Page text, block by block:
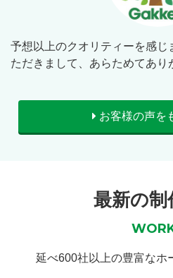
予想以上のクオリティーを感じ
ただきまして、あらためてあり
お客様の声を
最新の制
延べ600社以上の豊富なホ